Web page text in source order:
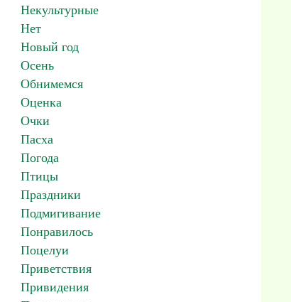
Некультурные
Нет
Новый год
Осень
Обнимемся
Оценка
Очки
Пасха
Погода
Птицы
Праздники
Подмигивание
Понравилось
Поцелуи
Приветствия
Привидения